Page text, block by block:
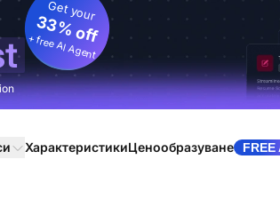
Get your
33% off
+ free AI Agent
ХарактеристикиЦенообразуване FREE